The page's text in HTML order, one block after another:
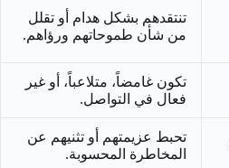
تنتقدهم بشكل هدام أو تقلل
من شأن طموحاتهم ورؤاهم.
تكون غامضاً، متلاعباً، أو غير
فعال في التواصل.
تحبط عزيمتهم أو تثنيهم عن
المخاطرة المحسوبة.